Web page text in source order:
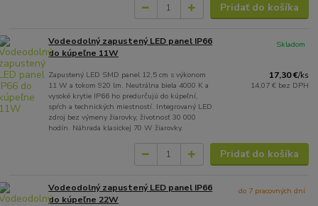
Pridať do košíka
Vodeodolný zapustený LED panel IP66
do kúpeľne 11W
Zapustený LED SMD panel 12,5 cm s výkonom
11 W a tokom 920 lm. Neutrálna biela 4000 K a
vysoké krytie IP66 ho predurčujú do kúpeľní,
spŕch a technických miestností. Integrovaný LED
zdroj bez výmeny žiarovky, životnosť 30 000
hodín. Náhrada klasickej 70 W žiarovky.
17,30 €/ks
14,07 € bez DPH
Skladom
Pridať do košíka
Vodeodolný zapustený LED panel IP66
do kúpeľne 22W
do 7 pracovných dní